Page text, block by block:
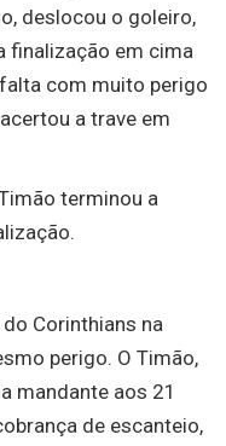
deslocou o goleiro,
finalização em cima
com muito perigo
a trave em
terminou a
Corinthians na
perigo. O Timão,
mandante aos 21
de escanteio,